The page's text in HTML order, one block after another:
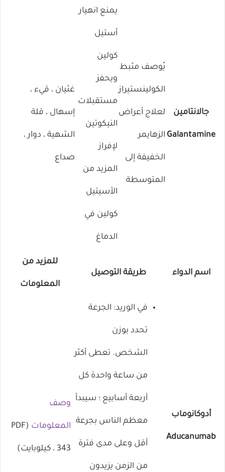
جالانتامين
Galantamine
يُوصف مثبط
الكولينستيراز
لعلاج أعراض
الزهايمر
الخفيفة إلى
المتوسطة
يمنع انهيار
أستيل
كولين
ويحفز
مستقبلات
النيكوتين
لإفراز
المزيد من
الأسيتيل
كولين في
الدماغ
غثيان ، قيء ،
إسهال ، قلة
الشهية ، دوار ،
صداع
اسم الدواء طريقة التوصيل
للمزيد من
المعلومات
أدوكانوماب
Aducanumab
في الوريد: الجرعة
تحدد بوزن
الشخص. تعطى أكثر
من ساعة واحدة كل
أربعة أسابيع ؛ سيبدأ
معظم الناس بجرعة
أقل وعلى مدى فترة
من الزمن يزيدون
وصف
المعلومات (PDF
، 343 كيلوبايت)